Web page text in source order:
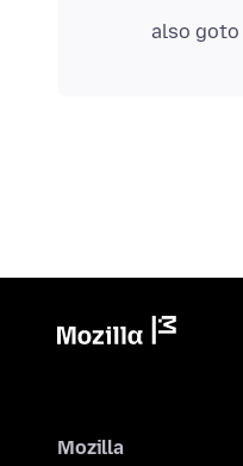
also goto
Mozilla